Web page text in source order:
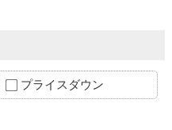
プライスダウン